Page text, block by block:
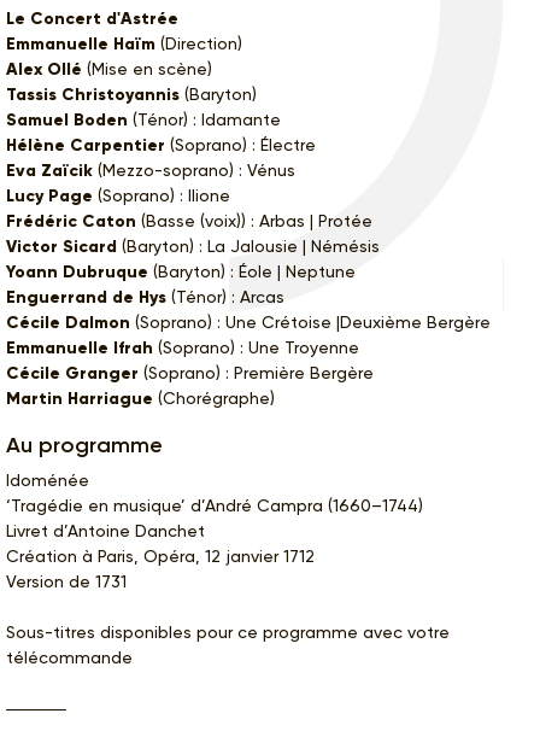
Le Concert d'Astrée
Emmanuelle Haïm (Direction)
Alex Ollé (Mise en scène)
Tassis Christoyannis (Baryton)
Samuel Boden (Ténor) : Idamante
Hélène Carpentier (Soprano) : Électre
Eva Zaïcik (Mezzo-soprano) : Vénus
Lucy Page (Soprano) : Ilione
Frédéric Caton (Basse (voix)) : Arbas | Protée
Victor Sicard (Baryton) : La Jalousie | Némésis
Yoann Dubruque (Baryton) : Éole | Neptune
Enguerrand de Hys (Ténor) : Arcas
Cécile Dalmon (Soprano) : Une Crétoise |Deuxième Bergère
Emmanuelle Ifrah (Soprano) : Une Troyenne
Cécile Granger (Soprano) : Première Bergère
Martin Harriague (Chorégraphe)
Au programme
Idoménée
‘Tragédie en musique’ d’André Campra (1660–1744)
Livret d’Antoine Danchet
Création à Paris, Opéra, 12 janvier 1712
Version de 1731
Sous-titres disponibles pour ce programme avec votre
télécommande